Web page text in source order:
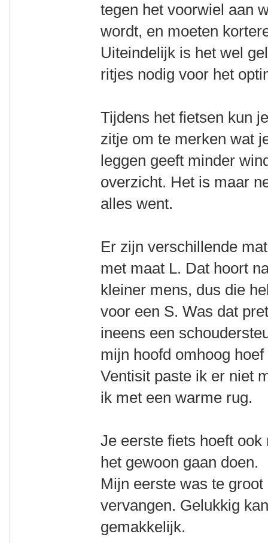
tegen het voorwiel aan
wordt, en moeten
Uiteindelijk is het wel
ritjes nodig voor het
Tijdens het fietsen kun
zitje om te merken wat
leggen geeft minder
overzicht. Het is maar
alles went.
Er zijn verschillende
met maat L. Dat hoort
kleiner mens, dus die
voor een S. Was dat
ineens een
mijn hoofd omhoog
Ventisit paste ik er niet
ik met een warme rug.
Je eerste fiets hoeft
het gewoon gaan doen.
Mijn eerste was te
vervangen. Gelukkig
gemakkelijk.